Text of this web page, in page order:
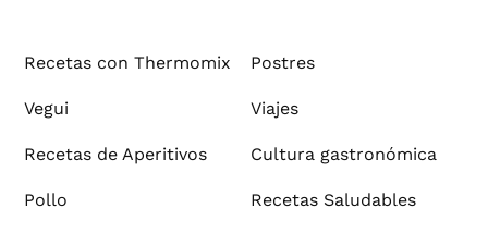
Recetas con Thermomix Postres
Vegui Viajes
Recetas de Aperitivos Cultura gastronómica
Pollo Recetas Saludables